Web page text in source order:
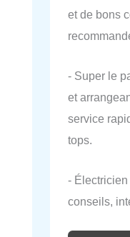
et de bons
- Super le
et
service
tops.
-
conseils,